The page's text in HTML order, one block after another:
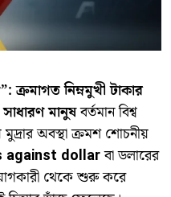
নিম্নমুখী টাকার
মানুষবর্তমান বিশ্ব
অবস্থা ক্রমশ শোচনীয়
against dollarবা ডলারের
থেকে শুরু করে